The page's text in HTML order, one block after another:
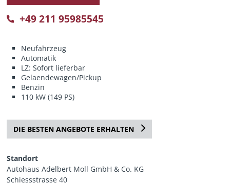
+49 211 95985545
Neufahrzeug
Automatik
LZ: Sofort lieferbar
Gelaendewagen/Pickup
Benzin
110 kW (149 PS)
DIE BESTEN ANGEBOTE ERHALTEN
Standort
Autohaus Adelbert Moll GmbH & Co. KG
Schiessstrasse 40